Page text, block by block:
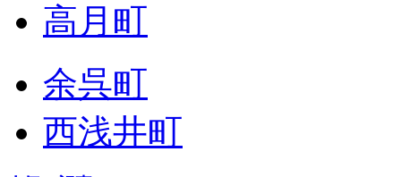
高月町
余呉町
西浅井町